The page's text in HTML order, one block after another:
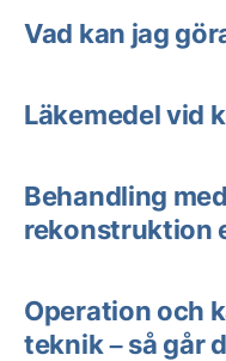
Vad kan jag
Läkemedel vid
Behandling
rekonstruktion
Operation och
teknik – så går